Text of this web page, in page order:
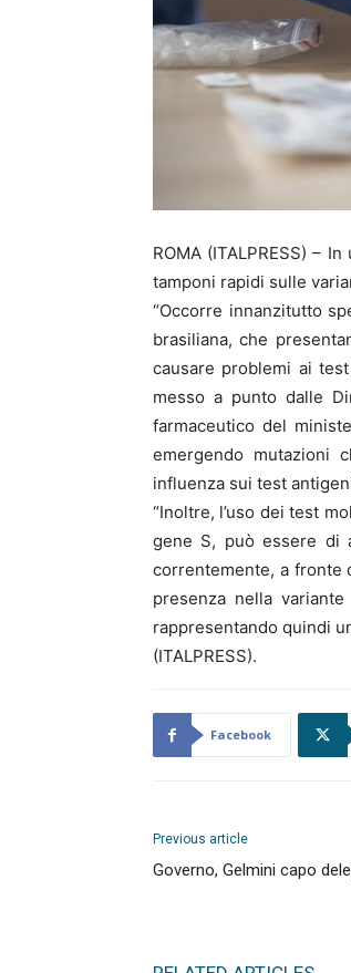
ROMA (ITALPRESS) –
tamponi rapidi sulle
“Occorre innanzitutto
brasiliana, che
causare problemi ai
messo a punto dalle
farmaceutico del
emergendo mutazioni
influenza sui test
“Inoltre, l’uso dei test
gene S, può essere di
correntemente, a fronte
presenza nella
rappresentando quindi
(ITALPRESS).
Facebook
Previous article
Governo, Gelmini capo